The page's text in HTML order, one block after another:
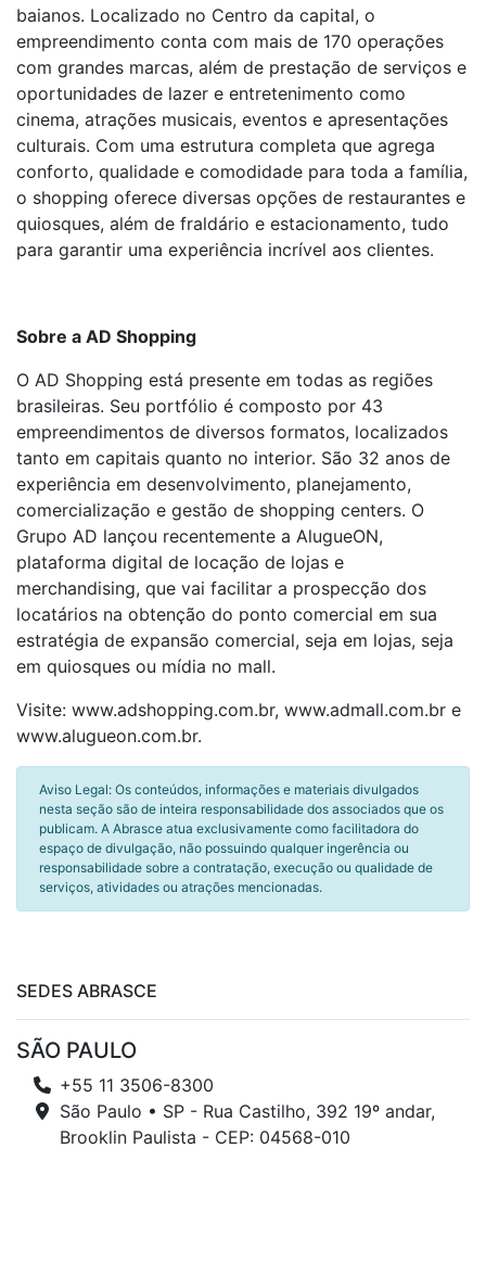
baianos. Localizado no Centro da capital, o
empreendimento conta com mais de 170 operações
com grandes marcas, além de prestação de serviços e
oportunidades de lazer e entretenimento como
cinema, atrações musicais, eventos e apresentações
culturais. Com uma estrutura completa que agrega
conforto, qualidade e comodidade para toda a família,
o shopping oferece diversas opções de restaurantes e
quiosques, além de fraldário e estacionamento, tudo
para garantir uma experiência incrível aos clientes.
Sobre a AD Shopping
O AD Shopping está presente em todas as regiões
brasileiras. Seu portfólio é composto por 43
empreendimentos de diversos formatos, localizados
tanto em capitais quanto no interior. São 32 anos de
experiência em desenvolvimento, planejamento,
comercialização e gestão de shopping centers. O
Grupo AD lançou recentemente a AlugueON,
plataforma digital de locação de lojas e
merchandising, que vai facilitar a prospecção dos
locatários na obtenção do ponto comercial em sua
estratégia de expansão comercial, seja em lojas, seja
em quiosques ou mídia no mall.
Visite: www.adshopping.com.br, www.admall.com.br e
www.alugueon.com.br.
Aviso Legal: Os conteúdos, informações e materiais divulgados
nesta seção são de inteira responsabilidade dos associados que os
publicam. A Abrasce atua exclusivamente como facilitadora do
espaço de divulgação, não possuindo qualquer ingerência ou
responsabilidade sobre a contratação, execução ou qualidade de
serviços, atividades ou atrações mencionadas.
SEDES ABRASCE
SÃO PAULO
+55 11 3506-8300
São Paulo • SP - Rua Castilho, 392 19º andar,
Brooklin Paulista - CEP: 04568-010